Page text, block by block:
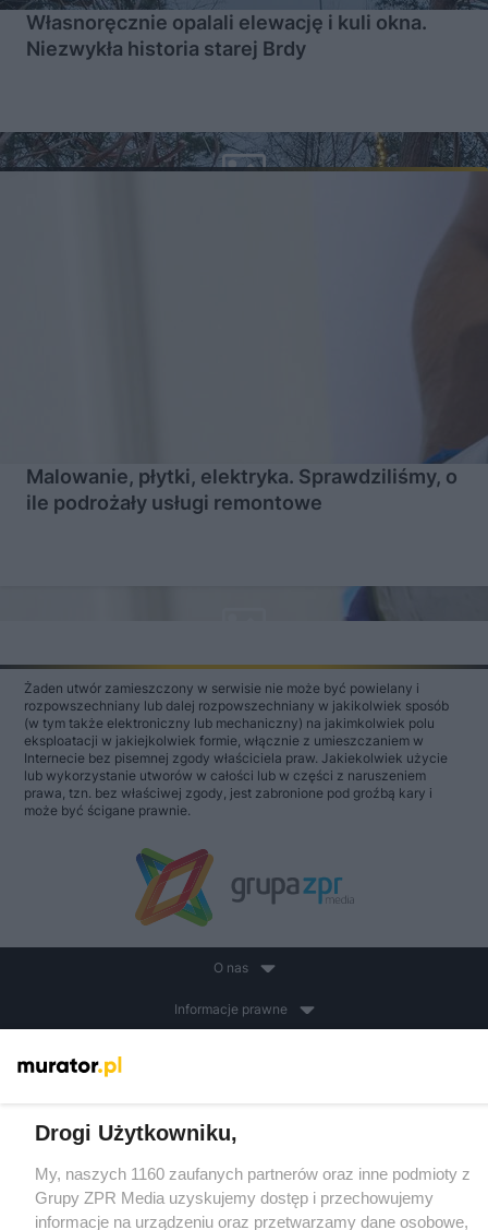
Własnoręcznie opalali elewację i kuli okna.
Niezwykła historia starej Brdy
Malowanie, płytki, elektryka. Sprawdziliśmy, o
ile podrożały usługi remontowe
Żaden utwór zamieszczony w serwisie nie może być powielany i
rozpowszechniany lub dalej rozpowszechniany w jakikolwiek sposób
(w tym także elektroniczny lub mechaniczny) na jakimkolwiek polu
eksploatacji w jakiejkolwiek formie, włącznie z umieszczaniem w
Internecie bez pisemnej zgody właściciela praw. Jakiekolwiek użycie
lub wykorzystanie utworów w całości lub w części z naruszeniem
prawa, tzn. bez właściwej zgody, jest zabronione pod groźbą kary i
może być ścigane prawnie.
O nas
Informacje prawne
Drogi Użytkowniku,
My, naszych 1160 zaufanych partnerów oraz inne podmioty z
Grupy ZPR Media uzyskujemy dostęp i przechowujemy
informacje na urządzeniu oraz przetwarzamy dane osobowe,